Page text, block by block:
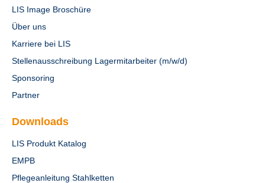
LIS Image Broschüre
Über uns
Karriere bei LIS
Stellenausschreibung Lagermitarbeiter (m/w/d)
Sponsoring
Partner
Downloads
LIS Produkt Katalog
EMPB
Pflegeanleitung Stahlketten